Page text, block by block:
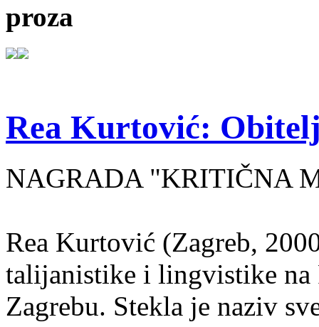
proza
Rea Kurtović:
NAGRADA "KRITIČNA
Rea Kurtović (Zagreb,
talijanistike i lingvistike
Zagrebu. Stekla je naziv